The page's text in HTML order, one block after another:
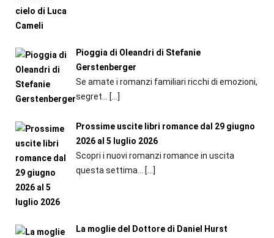
Pioggia di Oleandri di Stefanie
Gerstenberger
Se amate i romanzi familiari ricchi di emozioni,
segret...
[…]
Prossime uscite libri romance dal 29 giugno
2026 al 5 luglio 2026
Scopri i nuovi romanzi romance in uscita
questa settima...
[…]
La moglie del Dottore di Daniel Hurst